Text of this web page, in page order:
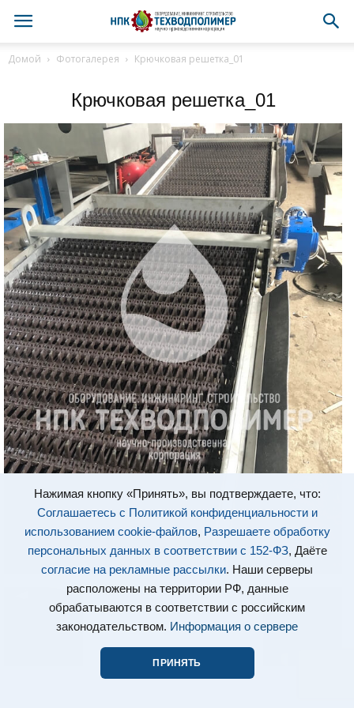
Нажимая кнопку «Принять», вы подтверждаете, что:
Соглашаетесь с Политикой конфиденциальности и
использованием cookie-файлов, Разрешаете обработку
персональных данных в соответствии с 152-ФЗ, Даёте
согласие на рекламные рассылки. Наши серверы
расположены на территории РФ, данные
обрабатываются в соответствии с российским
законодательством. Информация о сервере
ПРИНЯТЬ
Домой Фотогалерея Крючковая решетка_01
Крючковая решетка_01